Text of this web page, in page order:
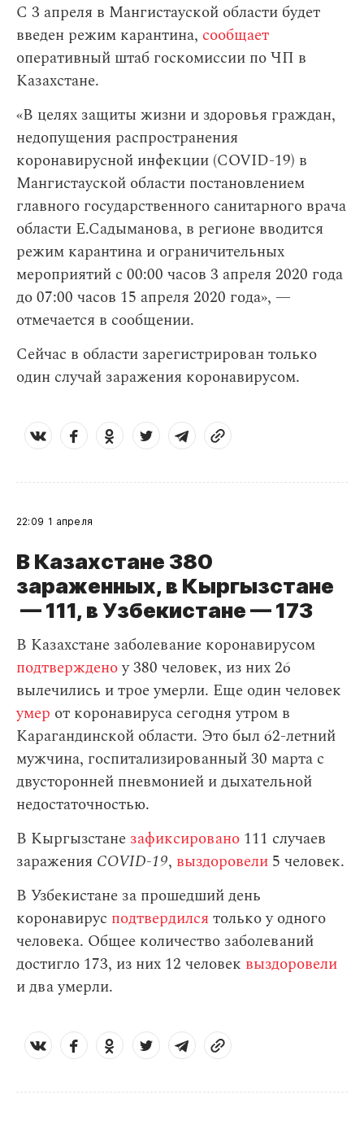
С 3 апреля в Мангистауской области будет
введен режим карантина, сообщает
оперативный штаб госкомиссии по ЧП в
Казахстане.
«В целях защиты жизни и здоровья граждан,
недопущения распространения
коронавирусной инфекции (COVID-19) в
Мангистауской области постановлением
главного государственного санитарного врача
области Е.Садыманова, в регионе вводится
режим карантина и ограничительных
мероприятий с 00:00 часов 3 апреля 2020 года
до 07:00 часов 15 апреля 2020 года», —
отмечается в сообщении.
Сейчас в области зарегистрирован только
один случай заражения коронавирусом.
22:09 1 апреля
В Казахстане 380
зараженных, в Кыргызстане
— 111, в Узбекистане — 173
В Казахстане заболевание коронавирусом
подтвержденоу 380 человек, из них 26
вылечились и трое умерли. Еще один человек
умер от коронавируса сегодня утром в
Карагандинской области. Это был 62-летний
мужчина, госпитализированный 30 марта с
двусторонней пневмонией и дыхательной
недостаточностью.
В Кыргызстане зафиксировано 111 случаев
заражения СOVID-19, выздоровели 5 человек.
В Узбекистане за прошедший день
коронавирус подтвердился только у одного
человека. Общее количество заболеваний
достигло 173, из них 12 человек выздоровели
и два умерли.